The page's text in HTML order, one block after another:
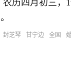
历四月初三，
封芝琴 甘宁边 全国